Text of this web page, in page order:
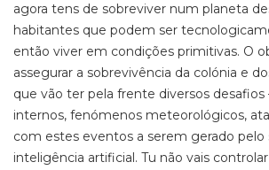
agora tens de sobreviver num planeta
habitantes que podem ser
então viver em condições primitivas. O
assegurar a sobrevivência da colónia e
que vão ter pela frente diversos desafios
internos, fenómenos meteorológicos,
com estes eventos a serem gerado pelo
inteligência artificial. Tu não vais